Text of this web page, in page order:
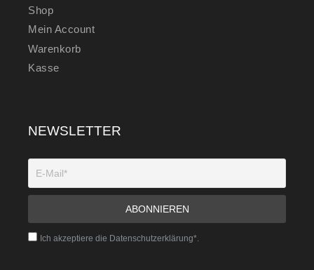
Shop
Mein Account
Warenkorb
Kasse
NEWSLETTER
Ich akzeptiere die Datenschutzerklärung*.